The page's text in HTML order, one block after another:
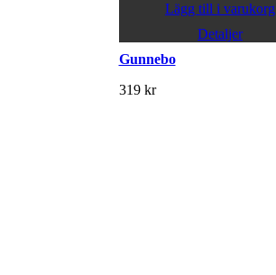
Lägg till i varukorg
Detaljer
Gunnebo
319 kr